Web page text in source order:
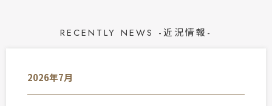
RECENTLY NEWS -近況情報-
2026年7月